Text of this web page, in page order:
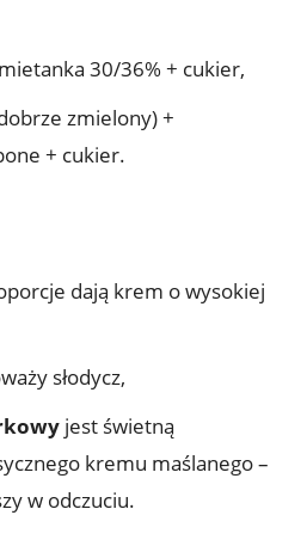
30/36% + cukier,
zmielony) +
+ cukier.
dają krem o wysokiej
słodycz,
jest świetną
kremu maślanego –
w odczuciu.